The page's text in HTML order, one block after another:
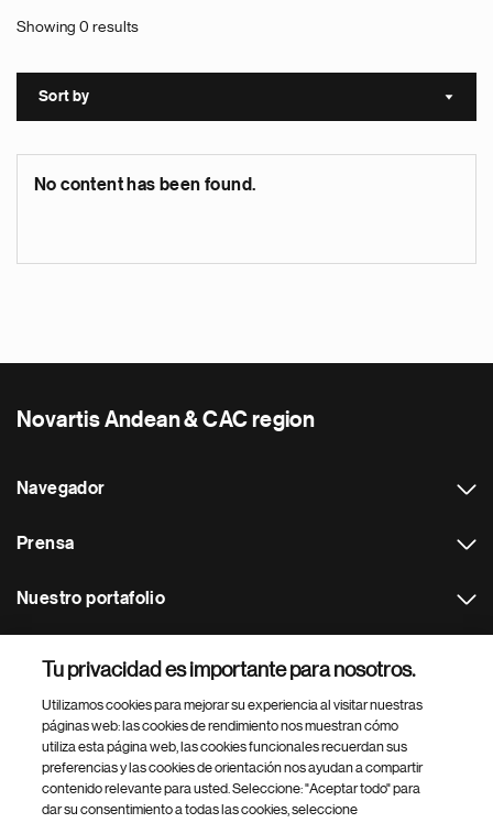
Showing 0 results
Sort by Sort
No content has been found.
Novartis Andean & CAC region
Navegador
Prensa
Nuestro portafolio
Footer Site Search
Tu privacidad es importante para nosotros.
Utilizamos cookies para mejorar su experiencia al visitar nuestras
páginas web: las cookies de rendimiento nos muestran cómo
utiliza esta página web, las cookies funcionales recuerdan sus
preferencias y las cookies de orientación nos ayudan a compartir
contenido relevante para usted. Seleccione: "Aceptar todo" para
dar su consentimiento a todas las cookies, seleccione